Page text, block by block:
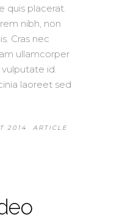
quis placerat.
nibh, non
Cras nec
ullamcorper
id.
laoreet sed
2014 ARTICLE